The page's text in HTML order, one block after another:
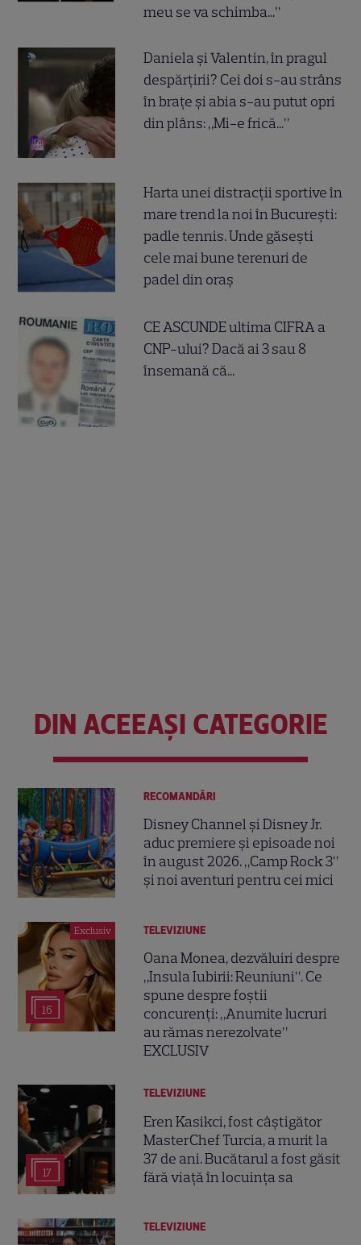
meu se va schimba...”
Daniela și Valentin, în pragul
despărțirii? Cei doi s-au strâns
în brațe și abia s-au putut opri
din plâns: „Mi-e frică...”
Harta unei distracții sportive în
mare trend la noi în București:
padle tennis. Unde găsești
cele mai bune terenuri de
padel din oraș
CE ASCUNDE ultima CIFRA a
CNP-ului? Dacă ai 3 sau 8
însemană că...
DIN ACEEAȘI CATEGORIE
RECOMANDĂRI
Disney Channel și Disney Jr.
aduc premiere și episoade noi
în august 2026. „Camp Rock 3”
și noi aventuri pentru cei mici
Exclusiv
16
TELEVIZIUNE
Oana Monea, dezvăluiri despre
„Insula Iubirii: Reuniuni”. Ce
spune despre foștii
concurenți: „Anumite lucruri
au rămas nerezolvate”
EXCLUSIV
17
TELEVIZIUNE
Eren Kasikci, fost câștigător
MasterChef Turcia, a murit la
37 de ani. Bucătarul a fost găsit
fără viață în locuința sa
TELEVIZIUNE